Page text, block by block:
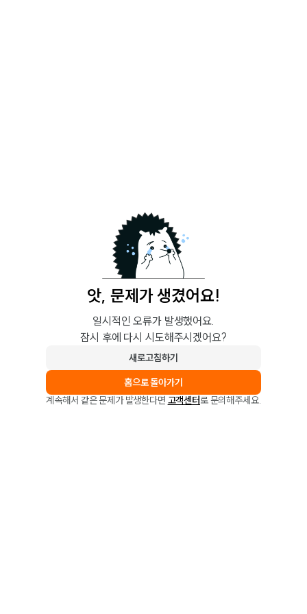
앗, 문제가 생겼어요!
일시적인 오류가 발생했어요.
잠시 후에 다시 시도해주시겠어요?
새로고침하기
홈으로 돌아가기
계속해서 같은 문제가 발생한다면 고객센터로 문의해주세요.